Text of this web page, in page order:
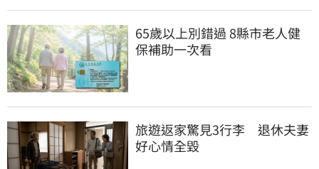
65歲以上別錯過 8縣市老人健
保補助一次看
旅遊返家驚見3行李　退休夫妻
好心情全毀